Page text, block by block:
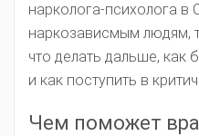
нарколога-психолога в
наркозависмым людям,
что делать дальше, как
и как поступить в
Чем поможет